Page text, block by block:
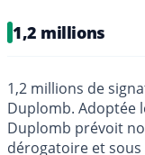
1,2 millions
1,2 millions de
Duplomb. Adoptée
Duplomb prévoit
dérogatoire et sous